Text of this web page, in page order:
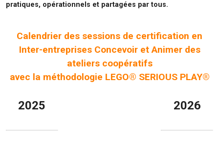
pratiques, opérationnels et partagées par tous.
Calendrier des sessions de certification en
Inter-entreprises Concevoir et Animer des
ateliers coopératifs
avec la méthodologie LEGO® SERIOUS PLAY®
2025 2026